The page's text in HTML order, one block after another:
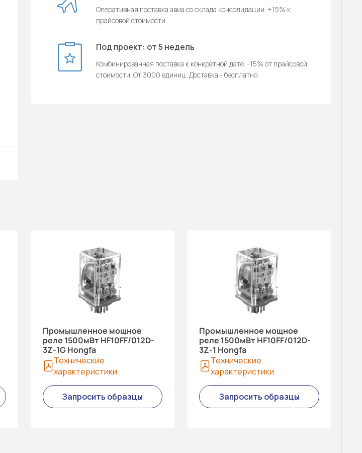
Оперативная поставка авиа со склада консолидации. +15% к
прайсовой стоимости.
Под проект: от 5 недель
Комбинированная поставка к конкретной дате. -15% от прайсовой
стоимости. От 3000 единиц. Доставка - бесплатно.
Промышленное мощное
реле 1500мВт HF10FF/012D-
3Z-1G Hongfa
Технические
характеристики
Запросить образцы
Промышленное мощное
реле 1500мВт HF10FF/012D-
3Z-1 Hongfa
Технические
характеристики
Запросить образцы